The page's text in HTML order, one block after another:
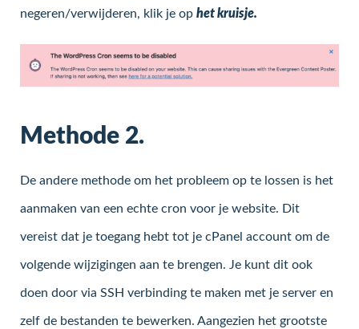
negeren/verwijderen, klik je op het kruisje.
Methode 2.
De andere methode om het probleem op te lossen is het
aanmaken van een echte cron voor je website. Dit
vereist dat je toegang hebt tot je cPanel account om de
volgende wijzigingen aan te brengen. Je kunt dit ook
doen door via SSH verbinding te maken met je server en
zelf de bestanden te bewerken. Aangezien het grootste